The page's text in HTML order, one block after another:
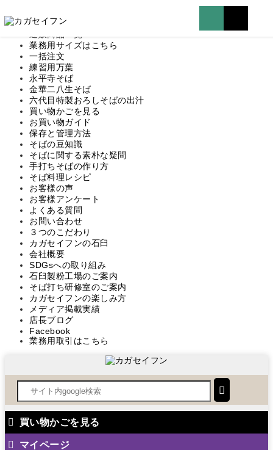
TOP
業務用サイズはこちら
一括注文
練習用万葉
永平寺そば
金華二八生そば
六代目特製おろしそばの出汁
買い物かごを見る
お買い物ガイド
保存と管理方法
そばの豆知識
そばに関する素朴な疑問
手打ちそばの作り方
そば料理レシピ
お客様の声
お客様アンケート
よくある質問
お問い合わせ
３つのこだわり
カガセイフンの石臼
会社概要
SDGsへの取り組み
石臼製粉工場のご案内
そば打ち研修室のご案内
カガセイフンの楽しみ方
メディア掲載実績
店長ブログ
Facebook
業務用取引はこちら
買い物かごを見る
マイページ